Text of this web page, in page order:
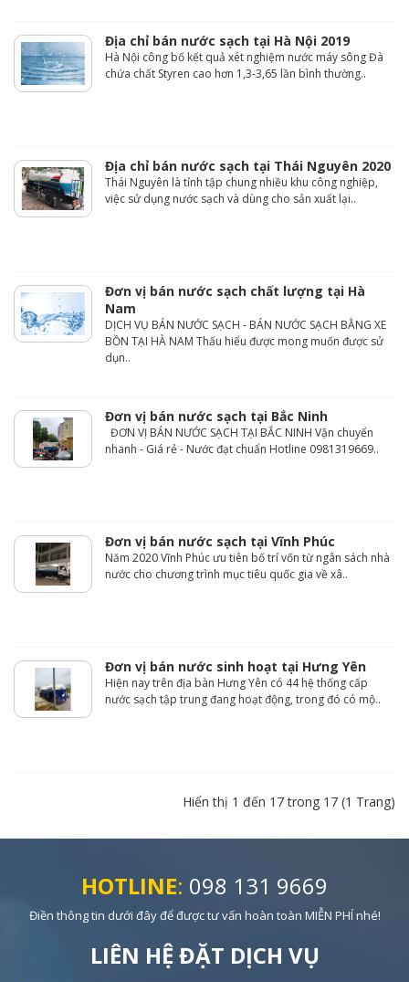
Địa chỉ bán nước sạch tại Hà Nội 2019
Hà Nội công bố kết quả xét nghiệm nước máy sông Đà
chứa chất Styren cao hơn 1,3-3,65 lần bình thường..
Địa chỉ bán nước sạch tại Thái Nguyên 2020
Thái Nguyên là tỉnh tập chung nhiều khu công nghiệp,
việc sử dụng nước sạch và dùng cho sản xuất lại..
Đơn vị bán nước sạch chất lượng tại Hà
Nam
DỊCH VỤ BÁN NƯỚC SẠCH - BÁN NƯỚC SẠCH BẰNG XE
BỒN TẠI HÀ NAM Thấu hiểu được mong muốn được sử
dụn..
Đơn vị bán nước sạch tại Bắc Ninh
ĐƠN VỊ BÁN NƯỚC SẠCH TẠI BẮC NINH Vận chuyển
nhanh - Giá rẻ - Nước đạt chuẩn Hotline 0981319669..
Đơn vị bán nước sạch tại Vĩnh Phúc
Năm 2020 Vĩnh Phúc ưu tiên bố trí vốn từ ngân sách nhà
nước cho chương trình mục tiêu quốc gia về xâ..
Đơn vị bán nước sinh hoạt tại Hưng Yên
Hiện nay trên địa bàn Hưng Yên có 44 hệ thống cấp
nước sạch tập trung đang hoạt động, trong đó có mộ..
Hiển thị 1 đến 17 trong 17 (1 Trang)
HOTLINE: 098 131 9669
Điền thông tin dưới đây để được tư vấn hoàn toàn MIỄN PHÍ nhé!
LIÊN HỆ ĐẶT DỊCH VỤ